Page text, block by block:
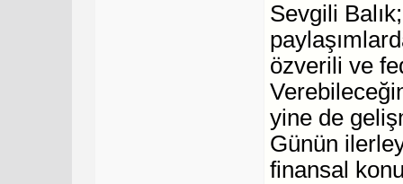
Sevgili
özverili ve
yine de
Günün
finansal